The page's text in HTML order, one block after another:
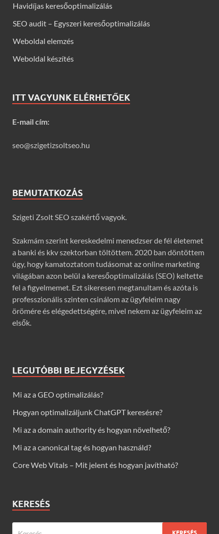
Havidíjas keresőoptimalizálás
SEO audit – Egyszeri keresőoptimalizálás
Weboldal elemzés
Weboldal készítés
ITT VAGYUNK ELÉRHETŐEK
E-mail cím:
seo@szigetizsoltseo.hu
BEMUTATKOZÁS
Szigeti Zsolt SEO szakértő vagyok.
Szakmám szerint kereskedelmi menedzser de fél életemet
a banki és kkv szektorban töltöttem. 2020 ban döntöttem
úgy, hogy kamatoztatom tudásomat az online marketing
világában azon belül a keresőoptimalizálás (SEO) keltette
fel a figyelmemet. Ezt sikeresen megtanultam és azóta is
professzionális szinten csinálom az ügyfeleim nagy
örömére és elégedettségére, mivel nekem az ügyfeleim az
elsők.
LEGUTÓBBI BEJEGYZÉSEK
Mi az a GEO optimalizálás?
Hogyan optimalizáljunk ChatGPT keresésre?
Mi az a domain authority és hogyan növelhető?
Mi az a canonical tag és hogyan használd?
Core Web Vitals – Mit jelent és hogyan javítható?
KERESÉS